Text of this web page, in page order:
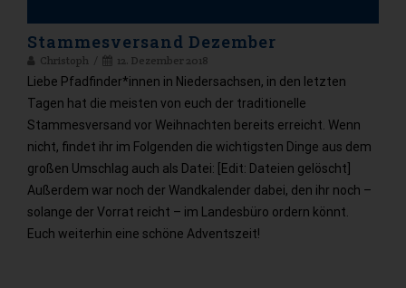
Stammesversand Dezember
Christoph 12. Dezember 2018
Liebe Pfadfinder*innen in Niedersachsen, in den letzten
Tagen hat die meisten von euch der traditionelle
Stammesversand vor Weihnachten bereits erreicht. Wenn
nicht, findet ihr im Folgenden die wichtigsten Dinge aus dem
großen Umschlag auch als Datei: [Edit: Dateien gelöscht]
Außerdem war noch der Wandkalender dabei, den ihr noch –
solange der Vorrat reicht – im Landesbüro ordern könnt.
Euch weiterhin eine schöne Adventszeit!